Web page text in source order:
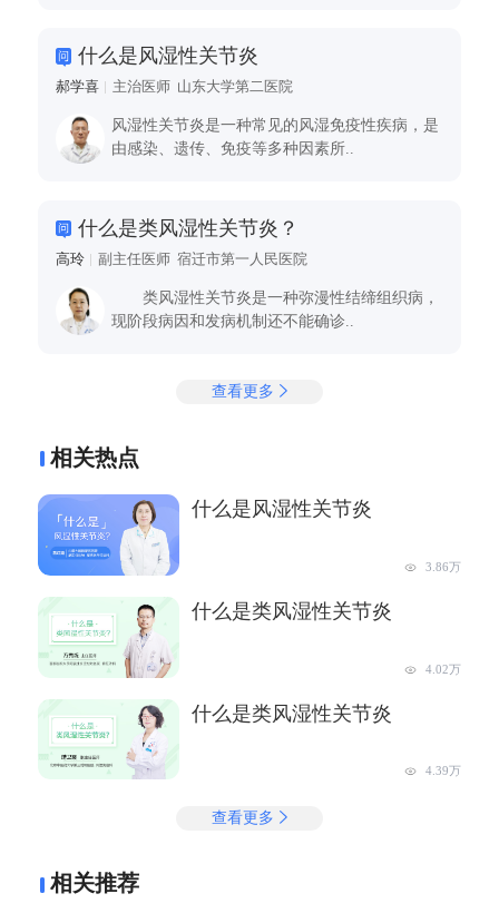
什么是风湿性关节炎
郝学喜 主治医师 山东大学第二医院
风湿性关节炎是一种常见的风湿免疫性疾病，是
由感染、遗传、免疫等多种因素所..
什么是类风湿性关节炎？
高玲 副主任医师 宿迁市第一人民医院
类风湿性关节炎是一种弥漫性结缔组织病，
现阶段病因和发病机制还不能确诊..
查看更多
相关热点
什么是风湿性关节炎
3.86万
什么是类风湿性关节炎
4.02万
什么是类风湿性关节炎
4.39万
查看更多
相关推荐